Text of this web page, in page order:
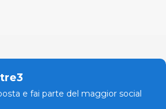
e fai parte del maggior social